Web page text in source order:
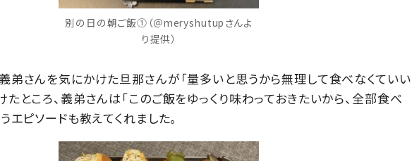
別の日の朝ご飯①（＠meryshutupさんよ
り提供）
弟さんを気にかけた旦那さんが「量多いと思うから無理して食べなくていい
たところ、義弟さんは「このご飯をゆっくり味わっておきたいから、全部食べ
エピソードも教えてくれました。